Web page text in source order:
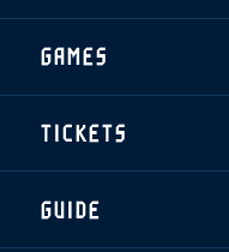
CLUB
TOP TEAM
THESPARK
トレーニング見学について
・注意事項
・練習場ごとの注意事項
GAMES
順位表
ホームイベント情報
TICKETS
・前売・当日チケット
GUIDE